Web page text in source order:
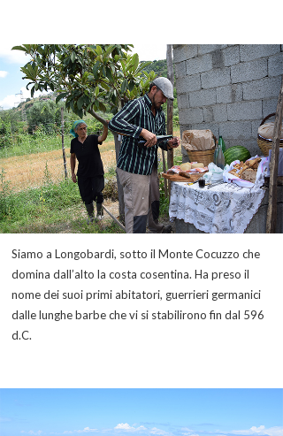
Siamo a Longobardi, sotto il Monte Cocuzzo che
domina dall’alto la costa cosentina. Ha preso il
nome dei suoi primi abitatori, guerrieri germanici
dalle lunghe barbe che vi si stabilirono fin dal 596
d.C.